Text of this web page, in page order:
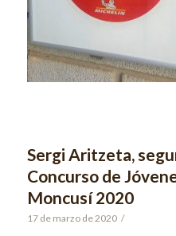
Sergi Aritzeta,
Concurso de
Moncusí 2020
17 de marzo de 2020 /